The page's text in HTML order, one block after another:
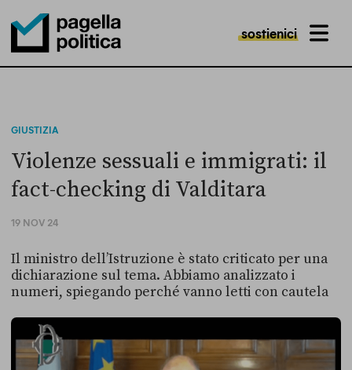
Pagella Politica Logo
sostienici MENU
GIUSTIZIA
Violenze sessuali e immigrati: il
fact-checking di Valditara
19 NOV 24
Il ministro dell’Istruzione è stato criticato per una
dichiarazione sul tema. Abbiamo analizzato i
numeri, spiegando perché vanno letti con cautela